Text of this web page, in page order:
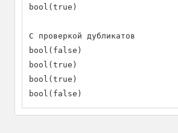
bool(true)
С проверкой дубликатов
bool(false)
bool(true)
bool(true)
bool(false)